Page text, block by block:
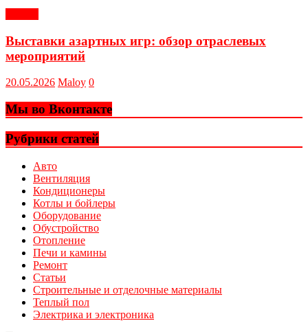
Выставки азартных игр: обзор отраслевых
мероприятий
20.05.2026 Maloy 0
Мы во Вконтакте
Рубрики статей
Авто
Вентиляция
Кондиционеры
Котлы и бойлеры
Оборудование
Обустройство
Отопление
Печи и камины
Ремонт
Статьи
Строительные и отделочные материалы
Теплый пол
Электрика и электроника